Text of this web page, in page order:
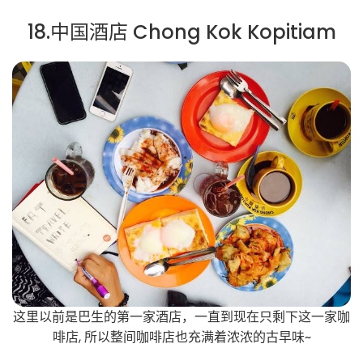
18.中国酒店 Chong Kok Kopitiam
这里以前是巴生的第一家酒店，一直到现在只剩下这一家咖
啡店, 所以整间咖啡店也充满着浓浓的古早味~